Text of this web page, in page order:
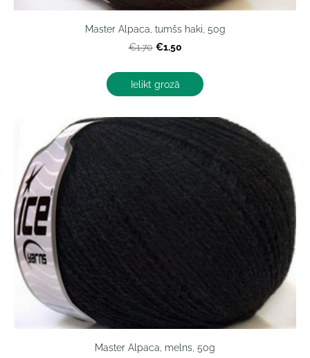
Master Alpaca, tumšs haki, 50g
€1.70 €1.50
Ielikt grozā
Master Alpaca, melns, 50g